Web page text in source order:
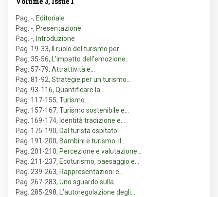
Pag. -, Editoriale
Pag. -, Presentazione
Pag. -, Introduzione
Pag. 19-33,
Il ruolo del turismo per…
Pag. 35-56,
L’impatto dell’emozione…
Pag. 57-79, Attrattività e…
Pag. 81-92, Strategie per un turismo…
Pag. 93-116, Quantificare la…
Pag. 117-155, Turismo…
Pag. 157-167, Turismo sostenibile e…
Pag. 169-174, Identità tradizione e…
Pag. 175-190, Dal turista ospitato…
Pag. 191-200, Bambini e turismo: il…
Pag. 201-210, Percezione e valutazione…
Pag. 211-237, Ecoturismo, paesaggio e…
Pag. 239-263, Rappresentazioni e…
Pag. 267-283, Uno sguardo sulla…
Pag. 285-298,
L’autoregolazione degli…